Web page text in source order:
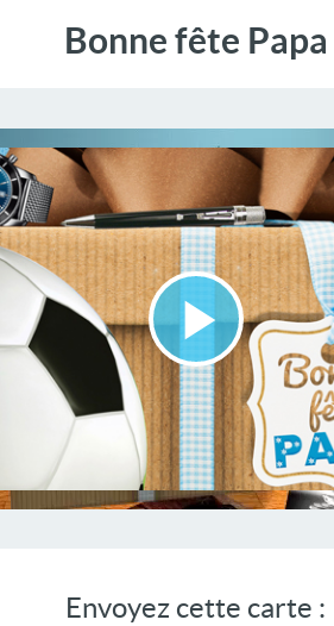
Bonne fête Papa
Lire
la
Envoyez cette carte :